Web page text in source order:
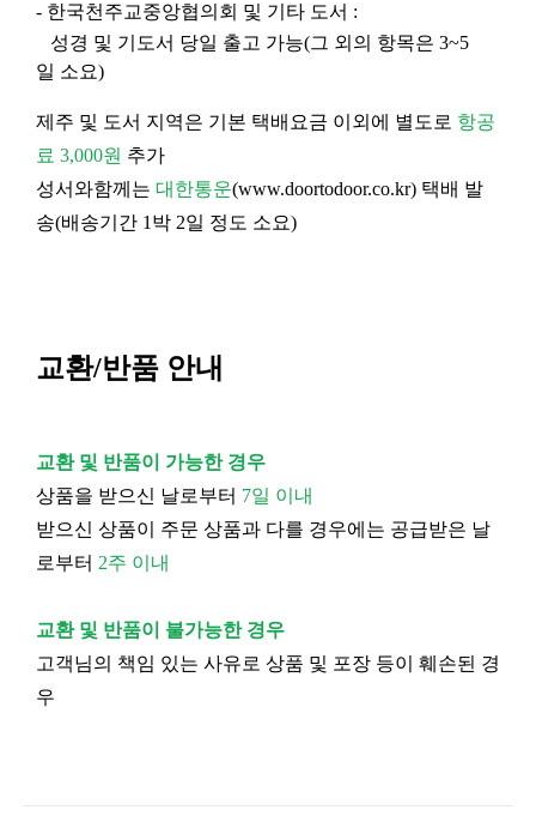
- 한국천주교중앙협의회 및 기타 도서 :
성경 및 기도서 당일 출고 가능(그 외의 항목은 3~5
일 소요)
제주 및 도서 지역은 기본 택배요금 이외에 별도로 항공
료 3,000원 추가
성서와함께는 대한통운(www.doortodoor.co.kr) 택배 발
송(배송기간 1박 2일 정도 소요)
교환/반품 안내
교환 및 반품이 가능한 경우
상품을 받으신 날로부터 7일 이내
받으신 상품이 주문 상품과 다를 경우에는 공급받은 날
로부터 2주 이내
교환 및 반품이 불가능한 경우
고객님의 책임 있는 사유로 상품 및 포장 등이 훼손된 경
우